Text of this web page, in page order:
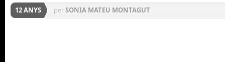
12 ANYS perSONIA MATEU MONTAGUT